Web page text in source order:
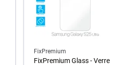
FixPremium
FixPremium Glass - Verre